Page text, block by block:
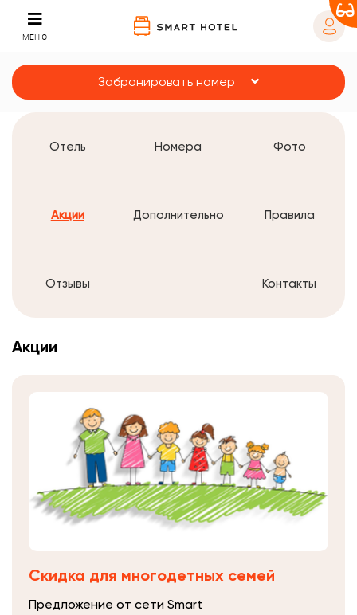
МЕНЮ
Забронировать номер
Отель Номера Фото
Акции Дополнительно Правила
Отзывы Контакты
Акции
Скидка для многодетных семей
Предложение от сети Smart